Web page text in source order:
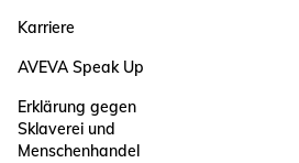
Karriere
AVEVA Speak Up
Erklärung gegen
Sklaverei und
Menschenhandel